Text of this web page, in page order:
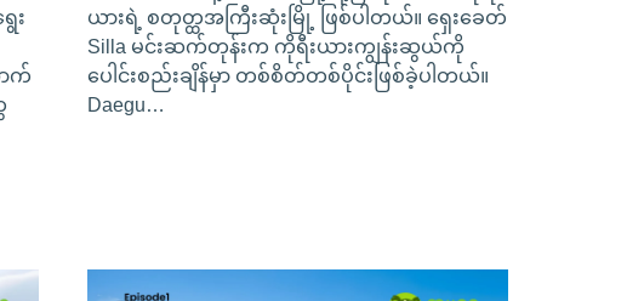
း
က်
ယားရဲ့ စတုတ္ထအကြီးဆုံးမြို့ ဖြစ်ပါတယ်။ ရှေးခေတ်
Silla မင်းဆက်တုန်းက ကိုရီးယားကျွန်းဆွယ်ကို
ပေါင်းစည်းချိန်မှာ တစ်စိတ်တစ်ပိုင်းဖြစ်ခဲ့ပါတယ်။
Daegu…